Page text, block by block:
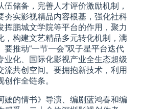
伍储备，完善人才评价激励机制，
夯实影视精品内容根基，强化社科
挥鹏城文学院等平台的作用，聚力
，构建文艺精品多元转化机制，满
要推动“一节一会”双子星平台迭代
业化、国际化影视产业全生态超级
流共创空间。要拥抱新技术，利用
作全链条。
的情书》导演、编剧蓝鸿春和编